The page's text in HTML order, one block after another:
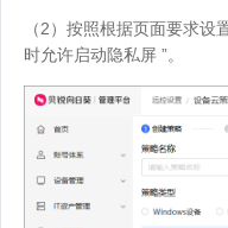
（2）按照根据页面要求设
时允许启动隐私屏 ”。